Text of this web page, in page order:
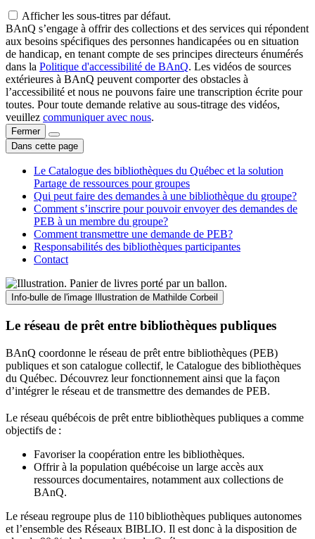
Afficher les sous-titres par défaut.
BAnQ s’engage à offrir des collections et des services qui répondent
aux besoins spécifiques des personnes handicapées ou en situation
de handicap, en tenant compte de ses principes directeurs énumérés
dans la Politique d'accessibilité de BAnQ. Les vidéos de sources
extérieures à BAnQ peuvent comporter des obstacles à
l’accessibilité et nous ne pouvons faire une transcription écrite pour
toutes. Pour toute demande relative au sous-titrage des vidéos,
veuillez communiquer avec nous.
Fermer
Dans cette page
Le Catalogue des bibliothèques du Québec et la solution
Partage de ressources pour groupes
Qui peut faire des demandes à une bibliothèque du groupe?
Comment s’inscrire pour pouvoir envoyer des demandes de
PEB à un membre du groupe?
Comment transmettre une demande de PEB?
Responsabilités des bibliothèques participantes
Contact
Info-bulle de l'image Illustration de Mathilde Corbeil
Le réseau de prêt entre bibliothèques publiques
BAnQ coordonne le réseau de prêt entre bibliothèques (PEB)
publiques et son catalogue collectif, le Catalogue des bibliothèques
du Québec. Découvrez leur fonctionnement ainsi que la façon
d’intégrer le réseau et de transmettre des demandes de PEB.
Le réseau québécois de prêt entre bibliothèques publiques a comme
objectifs de :
Favoriser la coopération entre les bibliothèques.
Offrir à la population québécoise un large accès aux
ressources documentaires, notamment aux collections de
BAnQ.
Le réseau regroupe plus de 110bibliothèques publiques autonomes
et l’ensemble des Réseaux BIBLIO. Il est donc à la disposition de